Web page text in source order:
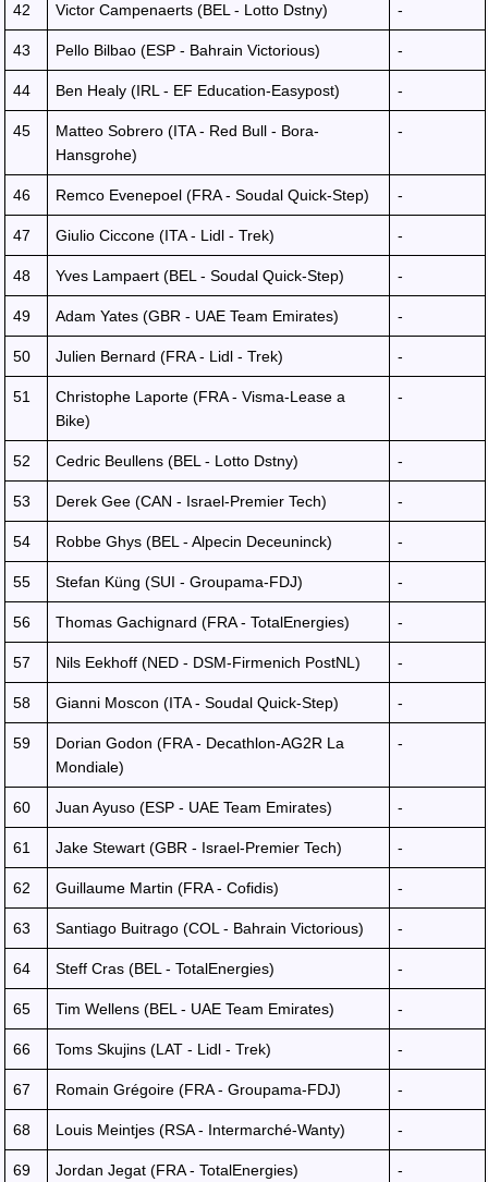
42 Victor Campenaerts (BEL - Lotto Dstny) -
43 Pello Bilbao (ESP - Bahrain Victorious) -
44 Ben Healy (IRL - EF Education-Easypost) -
45
Matteo Sobrero (ITA - Red Bull - Bora-
Hansgrohe)
-
46 Remco Evenepoel (FRA - Soudal Quick-Step) -
47 Giulio Ciccone (ITA - Lidl - Trek) -
48 Yves Lampaert (BEL - Soudal Quick-Step) -
49 Adam Yates (GBR - UAE Team Emirates) -
50 Julien Bernard (FRA - Lidl - Trek) -
51
Christophe Laporte (FRA - Visma-Lease a
Bike)
-
52 Cedric Beullens (BEL - Lotto Dstny) -
53 Derek Gee (CAN - Israel-Premier Tech) -
54 Robbe Ghys (BEL - Alpecin Deceuninck) -
55 Stefan Küng (SUI - Groupama-FDJ) -
56 Thomas Gachignard (FRA - TotalEnergies) -
57 Nils Eekhoff (NED - DSM-Firmenich PostNL) -
58 Gianni Moscon (ITA - Soudal Quick-Step) -
59
Dorian Godon (FRA - Decathlon-AG2R La
Mondiale)
-
60 Juan Ayuso (ESP - UAE Team Emirates) -
61 Jake Stewart (GBR - Israel-Premier Tech) -
62 Guillaume Martin (FRA - Cofidis) -
63 Santiago Buitrago (COL - Bahrain Victorious) -
64 Steff Cras (BEL - TotalEnergies) -
65 Tim Wellens (BEL - UAE Team Emirates) -
66 Toms Skujins (LAT - Lidl - Trek) -
67 Romain Grégoire (FRA - Groupama-FDJ) -
68 Louis Meintjes (RSA - Intermarché-Wanty) -
69 Jordan Jegat (FRA - TotalEnergies) -